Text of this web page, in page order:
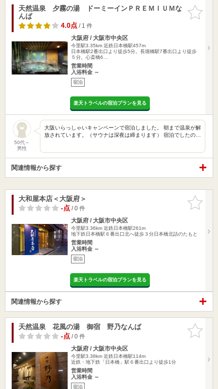
お気に入
りに追加
天然温泉 夕霧の湯 ドーミーインＰＲＥＭＩＵＭな
んば
4.0点/ 1 件
大阪府 / 大阪市中央区
今里駅3.35km 近鉄日本橋駅457m
日本橋駅2番出口より徒歩5分。長堀橋駅7番出口より徒歩
５分。心斎橋6…
営業時間
入浴料金 ～
宿泊
楽天トラベルの宿泊プランを見る
50代～
男性
大阪いらっしゃいキャンペーンで宿泊しました。 朝まで温泉が解
放されています。（サウナは深夜は締まります） 宿泊でしたの…
関連情報から探す
お気に入
りに追加
大和屋本店＜大阪府＞
-点/ 0 件
大阪府 / 大阪市中央区
今里駅3.36km 近鉄日本橋駅261m
地下鉄日本橋駅６番出口北へ徒歩３分日本橋北詰のたもと
営業時間
入浴料金 ～
宿泊
楽天トラベルの宿泊プランを見る
関連情報から探す
お気に入
りに追加
天然温泉 花風の湯 御宿 野乃なんば
-点/ 0 件
大阪府 / 大阪市中央区
今里駅3.38km 近鉄日本橋駅114m
近鉄・地下鉄「日本橋」駅６番出口より徒歩1分
営業時間
入浴料金 ～
宿泊